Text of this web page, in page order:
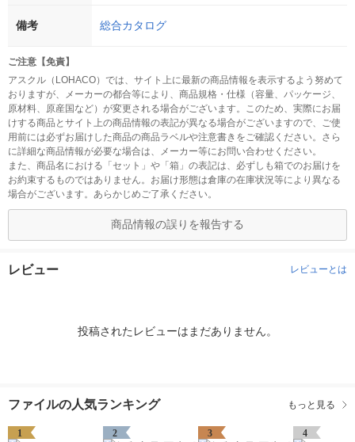
備考 総合カタログ
ご注意【免責】
アスクル（LOHACO）では、サイト上に最新の商品情報を表示するよう努めて
おりますが、メーカーの都合等により、商品規格・仕様（容量、パッケージ、
原材料、原産国など）が変更される場合がございます。このため、実際にお届
けする商品とサイト上の商品情報の表記が異なる場合がございますので、ご使
用前には必ずお届けした商品の商品ラベルや注意書きをご確認ください。さら
に詳細な商品情報が必要な場合は、メーカー等にお問い合わせください。
また、商品名における「セット」や「箱」の表記は、必ずしも箱でのお届けを
お約束するものではありません。お届け形態は倉庫の在庫状況等により異なる
場合がございます。あらかじめご了承ください。
商品情報の誤りを報告する
レビュー レビューとは
投稿されたレビューはまだありません。
ファイルの人気ランキング もっと見る
1 2 3 4